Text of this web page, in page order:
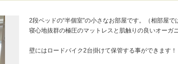
​2段ベッドの“半個室”の小さなお部屋です。（相部屋で
寝心地抜群の極圧のマットレスと肌触りの良いオー
壁にはロードバイク2台掛けて保管する事ができます！